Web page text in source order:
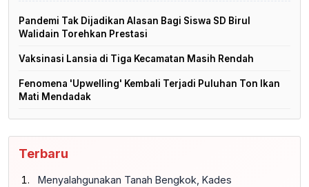
Pandemi Tak Dijadikan Alasan Bagi Siswa SD Birul
Walidain Torehkan Prestasi
Vaksinasi Lansia di Tiga Kecamatan Masih Rendah
Fenomena 'Upwelling' Kembali Terjadi Puluhan Ton Ikan
Mati Mendadak
Terbaru
Menyalahgunakan Tanah Bengkok, Kades